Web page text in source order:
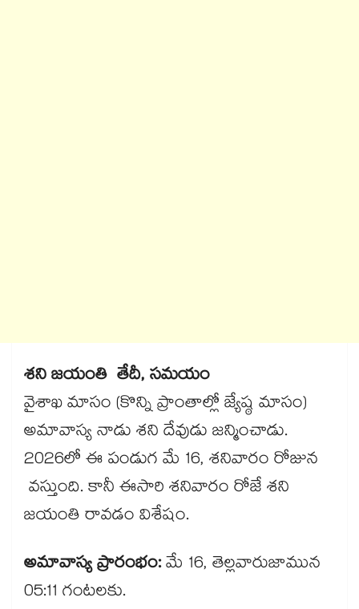
శని జయంతి తేదీ, సమయం
వైశాఖ మాసం (కొన్ని ప్రాంతాల్లో జ్యేష్ఠ మాసం)
అమావాస్య నాడు శని దేవుడు జన్మించాడు.
2026లో ఈ పండుగ మే 16, శనివారం రోజున
వస్తుంది. కానీ ఈసారి శనివారం రోజే శని
జయంతి రావడం విశేషం.
అమావాస్య ప్రారంభం:మే 16, తెల్లవారుజామున
05:11 గంటలకు.